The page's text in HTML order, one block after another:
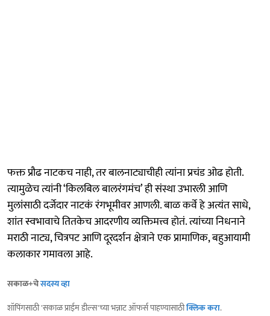
फक्त प्रौढ नाटकच नाही, तर बालनाट्याचीही त्यांना प्रचंड ओढ होती.
त्यामुळेच त्यांनी ‘किलबिल बालरंगमंच’ ही संस्था उभारली आणि
मुलांसाठी दर्जेदार नाटकं रंगभूमीवर आणली. बाळ कर्वे हे अत्यंत साधे,
शांत स्वभावाचे तितकेच आदरणीय व्यक्तिमत्त्व होतं. त्यांच्या निधनाने
मराठी नाट्य, चित्रपट आणि दूरदर्शन क्षेत्राने एक प्रामाणिक, बहुआयामी
कलाकार गमावला आहे.
सकाळ+चेसदस्य व्हा
शॉपिंगसाठी 'सकाळ प्राईम डील्स'च्या भन्नाट ऑफर्स पाहण्यासाठीक्लिक करा.